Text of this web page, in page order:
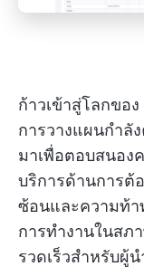
ก้าวเข้าสู่โลกขอ
การวางแผนกำลั
มาเพื่อตอบสนอง
บริการด้านการต้
ซ้อนและความท้า
การทำงานในสภ
รวดเร็วสำหรับผู้